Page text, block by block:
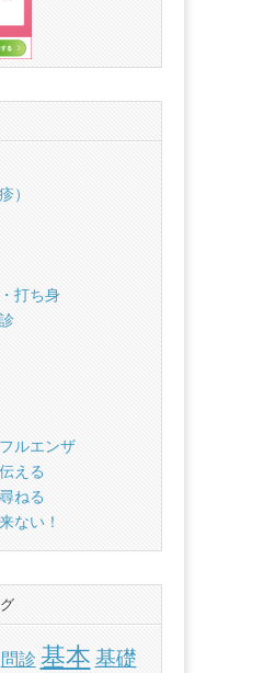
）
打ち身
ルエンザ
える
ねる
ない！
問診 基本 基礎